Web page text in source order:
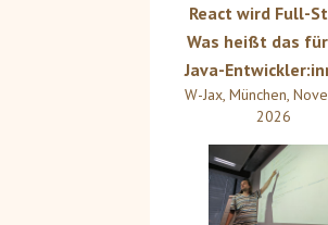
React wird Full-
Was heißt das
Java-
W-Jax, München,
2026